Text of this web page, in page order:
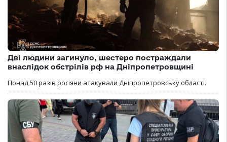
Дві людини загинуло, шестеро постраждали
внаслідок обстрілів рф на Дніпропетровщині
Понад 50 разів росіяни атакували Дніпропетровську області.